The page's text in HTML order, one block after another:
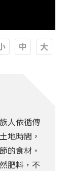
人依循傳
地時間，
的食材，
肥料，不